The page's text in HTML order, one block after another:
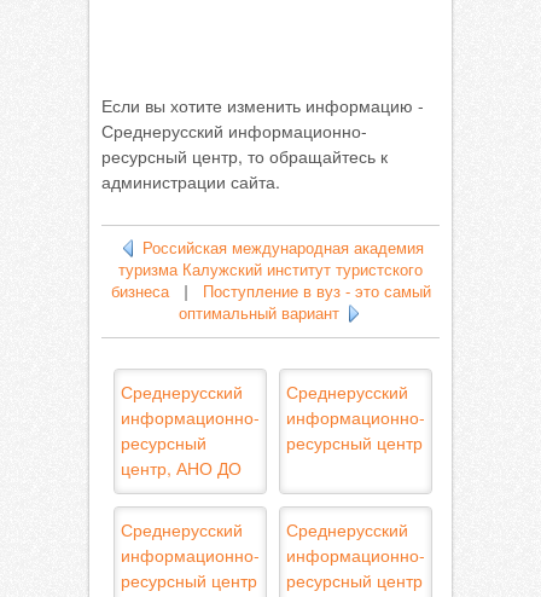
Если вы хотите изменить информацию -
Среднерусский информационно-
ресурсный центр, то обращайтесь к
администрации сайта.
Российская международная академия
туризма Калужский институт туристского
бизнеса|
Поступление в вуз - это самый
оптимальный вариант
Среднерусский
информационно-
ресурсный
центр, АНО ДО
Среднерусский
информационно-
ресурсный центр
Среднерусский
информационно-
ресурсный центр
Среднерусский
информационно-
ресурсный центр